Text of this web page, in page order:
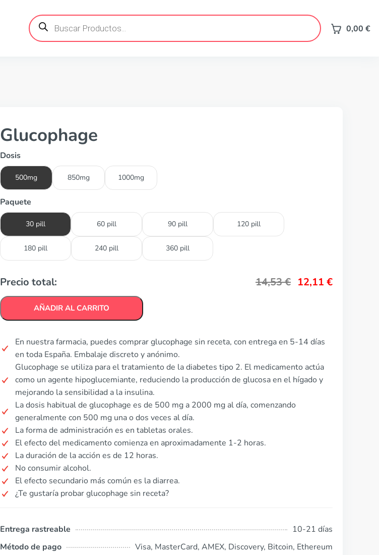
Búsqueda
de
productos 0,00 €
Glucophage
Dosis
500mg 850mg 1000mg
Paquete
30 pill 60 pill 90 pill 120 pill
180 pill 240 pill 360 pill
Precio total: 14,53€ 12,11 €
AÑADIR AL CARRITO
En nuestra farmacia, puedes comprar glucophage sin receta, con entrega en 5-14 días
en toda España. Embalaje discreto y anónimo.
Glucophage se utiliza para el tratamiento de la diabetes tipo 2. El medicamento actúa
como un agente hipoglucemiante, reduciendo la producción de glucosa en el hígado y
mejorando la sensibilidad a la insulina.
La dosis habitual de glucophage es de 500 mg a 2000 mg al día, comenzando
generalmente con 500 mg una o dos veces al día.
La forma de administración es en tabletas orales.
El efecto del medicamento comienza en aproximadamente 1-2 horas.
La duración de la acción es de 12 horas.
No consumir alcohol.
El efecto secundario más común es la diarrea.
¿Te gustaría probar glucophage sin receta?
Entrega rastreable
10-21 días
Método de pago
Visa, MasterCard, AMEX, Discovery, Bitcoin, Ethereum